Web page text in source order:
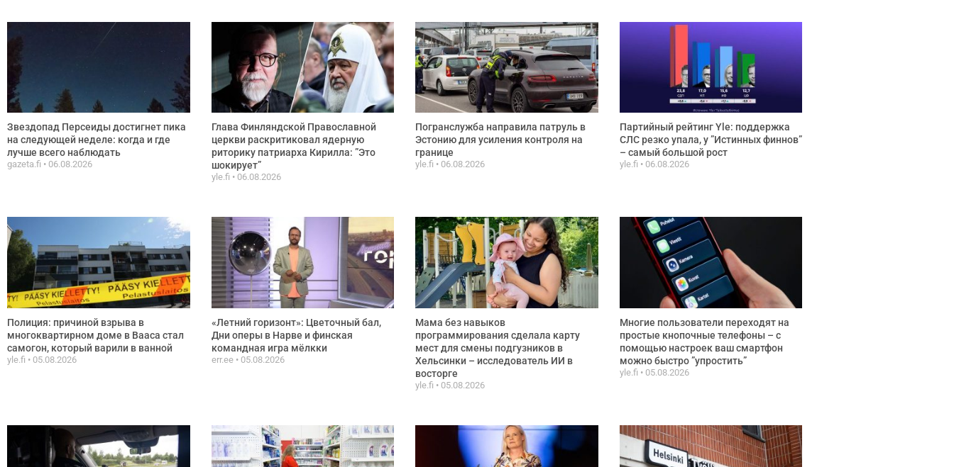
Звездопад Персеиды достигнет пика
на следующей неделе: когда и где
лучше всего наблюдать
gazeta.fi 06.08.2026
Глава Финляндской Православной
церкви раскритиковал ядерную
риторику патриарха Кирилла: ”Это
шокирует”
yle.fi 06.08.2026
Погранслужба направила патруль в
Эстонию для усиления контроля на
границе
yle.fi 06.08.2026
Партийный рейтинг Yle: поддержка
СЛС резко упала, у ”Истинных финнов”
– самый большой рост
yle.fi 06.08.2026
Полиция: причиной взрыва в
многоквартирном доме в Вааса стал
самогон, который варили в ванной
yle.fi 05.08.2026
«Летний горизонт»: Цветочный бал,
Дни оперы в Нарве и финская
командная игра мёлкки
err.ee 05.08.2026
Мама без навыков
программирования сделала карту
мест для смены подгузников в
Хельсинки – исследователь ИИ в
восторге
yle.fi 05.08.2026
Многие пользователи переходят на
простые кнопочные телефоны – с
помощью настроек ваш смартфон
можно быстро ”упростить”
yle.fi 05.08.2026